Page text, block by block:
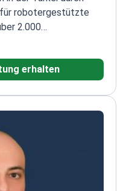
für robotergestützte
2.000
Steven
Academy, bildet
(AANA)Verwendet das
erhalten